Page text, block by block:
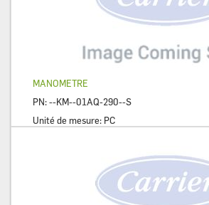
MANOMETRE
PN:--KM--01AQ-290--S
Unité de mesure: PC